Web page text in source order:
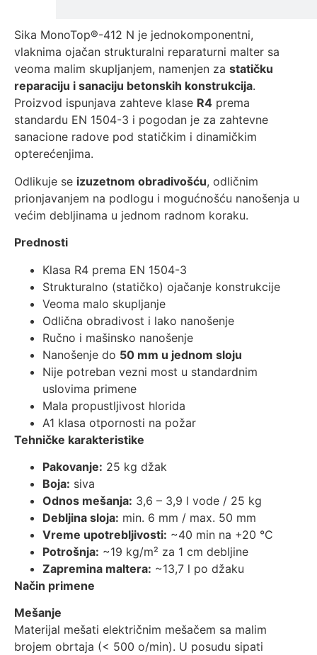
Sika MonoTop®-412 N je jednokomponentni,
vlaknima ojačan strukturalni reparaturni malter sa
veoma malim skupljanjem, namenjen za statičku
reparaciju i sanaciju betonskih konstrukcija.
Proizvod ispunjava zahteve klase R4 prema
standardu EN 1504-3 i pogodan je za zahtevne
sanacione radove pod statičkim i dinamičkim
opterećenjima.
Odlikuje se izuzetnom obradivošću, odličnim
prionjavanjem na podlogu i mogućnošću nanošenja u
većim debljinama u jednom radnom koraku.
Prednosti
Klasa R4 prema EN 1504-3
Strukturalno (statičko) ojačanje konstrukcije
Veoma malo skupljanje
Odlična obradivost i lako nanošenje
Ručno i mašinsko nanošenje
Nanošenje do 50 mm u jednom sloju
Nije potreban vezni most u standardnim
uslovima primene
Mala propustljivost hlorida
A1 klasa otpornosti na požar
Tehničke karakteristike
Pakovanje: 25 kg džak
Boja: siva
Odnos mešanja: 3,6 – 3,9 l vode / 25 kg
Debljina sloja: min. 6 mm / max. 50 mm
Vreme upotrebljivosti: ~40 min na +20 °C
Potrošnja: ~19 kg/m² za 1 cm debljine
Zapremina maltera: ~13,7 l po džaku
Način primene
Mešanje
Materijal mešati električnim mešačem sa malim
brojem obrtaja (< 500 o/min). U posudu sipati